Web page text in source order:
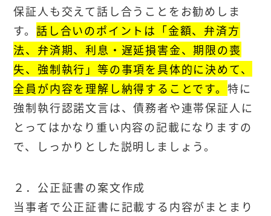
保証人も交えて話し合うことをお勧めしま
す。話し合いのポイントは「金額、弁済方
法、弁済期、利息・遅延損害金、期限の喪
失、強制執行」等の事項を具体的に決めて、
全員が内容を理解し納得することです。 特に
強制執行認諾文言は、債務者や連帯保証人に
とってはかなり重い内容の記載になりますの
で、しっかりとした説明しましょう。
２．公正証書の案文作成
当事者で公正証書に記載する内容がまとまり